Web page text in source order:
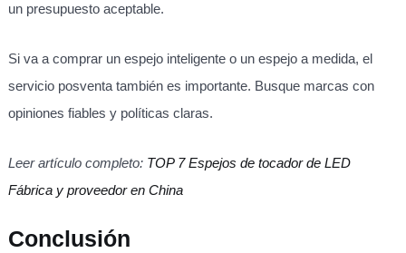
un presupuesto aceptable.
Si va a comprar un espejo inteligente o un espejo a medida, el
servicio posventa también es importante. Busque marcas con
opiniones fiables y políticas claras.
Leer artículo completo: TOP 7 Espejos de tocador de LED
Fábrica y proveedor en China
Conclusión